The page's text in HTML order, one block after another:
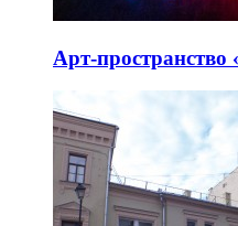
Арт-пространство